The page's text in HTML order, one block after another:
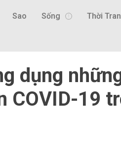
Sao Sống Thời
dụng
COVID-19